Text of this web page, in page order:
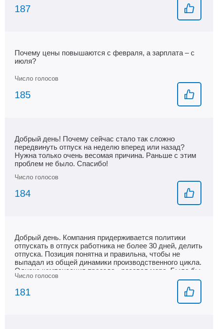
187
Почему цены повышаются с февраля, а зарплата – с
июля?
185
Добрый день! Почему сейчас стало так сложно
передвинуть отпуск на неделю вперед или назад?
Нужна только очень весомая причина. Раньше с этим
проблем не было. Спасибо!
184
Добрый день. Компания придерживается политики
отпускать в отпуск работника не более 30 дней, делить
отпуска. Позиция понятна и правильна, чтобы не
выпадал из общей динамики производственного цикла.
Однако компенсация проезда - разовая мера. Было бы
справедливо, если бы работник мог использовать
общую сумму данной компенсации на обе части
отпуска, если он не реализовал всю сумму в рамках
181